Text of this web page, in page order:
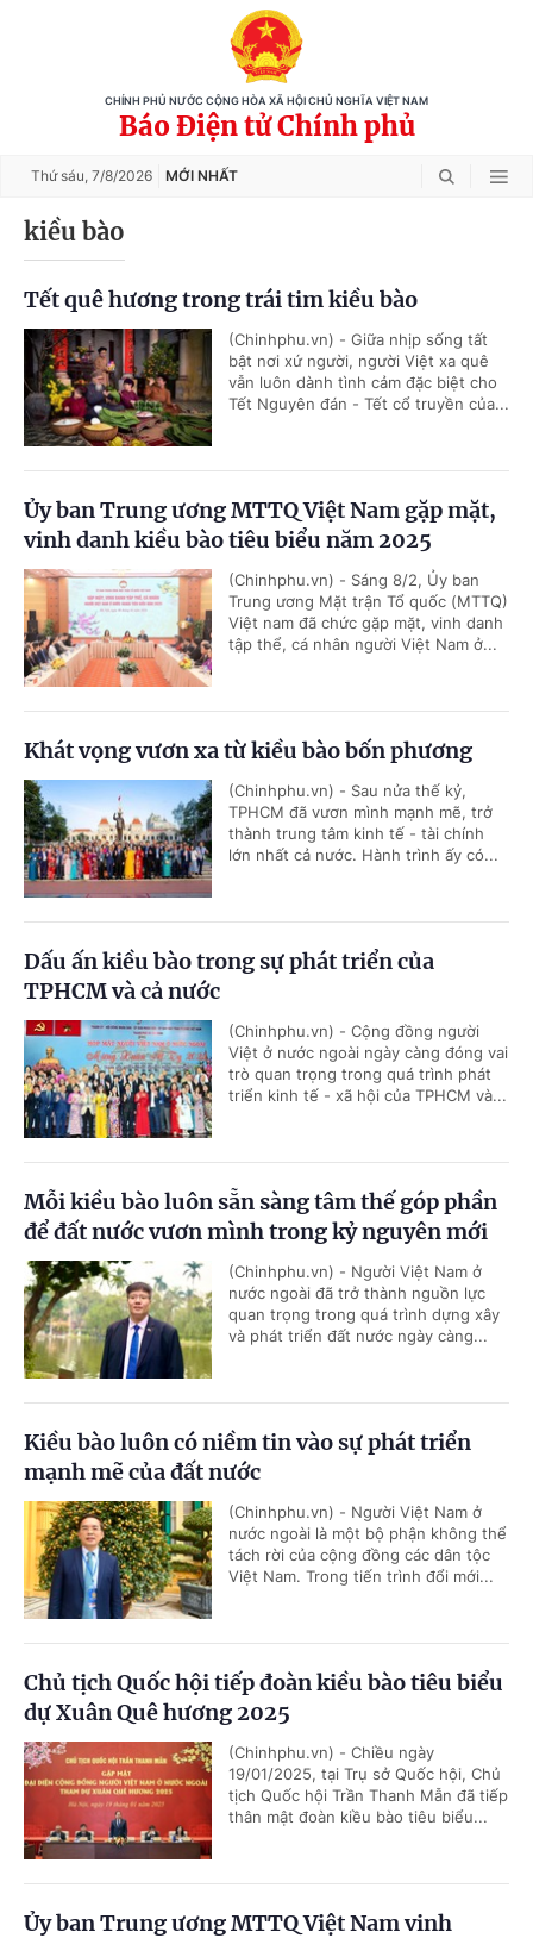
CHÍNH PHỦ NƯỚC CỘNG HÒA XÃ HỘI CHỦ NGHĨA VIỆT NAM
Báo Điện tử Chính phủ
Thứ sáu, 7/8/2026 MỚI NHẤT
kiều bào
Tết quê hương trong trái tim kiều bào
(Chinhphu.vn) - Giữa nhịp sống tất
bật nơi xứ người, người Việt xa quê
vẫn luôn dành tình cảm đặc biệt cho
Tết Nguyên đán - Tết cổ truyền của...
Ủy ban Trung ương MTTQ Việt Nam gặp mặt,
vinh danh kiều bào tiêu biểu năm 2025
(Chinhphu.vn) - Sáng 8/2, Ủy ban
Trung ương Mặt trận Tổ quốc (MTTQ)
Việt nam đã chức gặp mặt, vinh danh
tập thể, cá nhân người Việt Nam ở...
Khát vọng vươn xa từ kiều bào bốn phương
(Chinhphu.vn) - Sau nửa thế kỷ,
TPHCM đã vươn mình mạnh mẽ, trở
thành trung tâm kinh tế - tài chính
lớn nhất cả nước. Hành trình ấy có...
Dấu ấn kiều bào trong sự phát triển của
TPHCM và cả nước
(Chinhphu.vn) - Cộng đồng người
Việt ở nước ngoài ngày càng đóng vai
trò quan trọng trong quá trình phát
triển kinh tế - xã hội của TPHCM và...
Mỗi kiều bào luôn sẵn sàng tâm thế góp phần
để đất nước vươn mình trong kỷ nguyên mới
(Chinhphu.vn) - Người Việt Nam ở
nước ngoài đã trở thành nguồn lực
quan trọng trong quá trình dựng xây
và phát triển đất nước ngày càng...
Kiều bào luôn có niềm tin vào sự phát triển
mạnh mẽ của đất nước
(Chinhphu.vn) - Người Việt Nam ở
nước ngoài là một bộ phận không thể
tách rời của cộng đồng các dân tộc
Việt Nam. Trong tiến trình đổi mới...
Chủ tịch Quốc hội tiếp đoàn kiều bào tiêu biểu
dự Xuân Quê hương 2025
(Chinhphu.vn) - Chiều ngày
19/01/2025, tại Trụ sở Quốc hội, Chủ
tịch Quốc hội Trần Thanh Mẫn đã tiếp
thân mật đoàn kiều bào tiêu biểu...
Ủy ban Trung ương MTTQ Việt Nam vinh